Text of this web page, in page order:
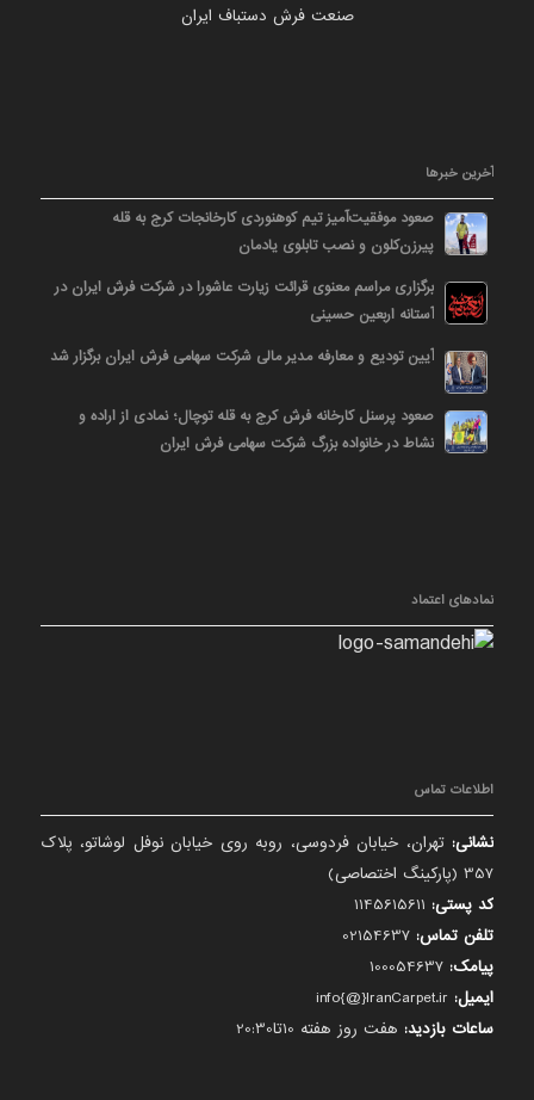
صنعت فرش دستباف ایران
آخرین خبرها
صعود موفقیت‌آمیز تیم کوهنوردی کارخانجات کرج به قله
پیرزن‌کلون و نصب تابلوی یادمان
برگزاری مراسم معنوی قرائت زیارت عاشورا در شرکت فرش ایران در
آستانه اربعین حسینی
آیین تودیع و معارفه مدیر مالی شرکت سهامی فرش ایران برگزار شد
صعود پرسنل کارخانه فرش کرج به قله توچال؛ نمادی از اراده و
نشاط در خانواده بزرگ شرکت سهامی فرش ایران
نمادهای اعتماد
اطلاعات تماس
نشانی: تهران، خیابان فردوسی، روبه روی خیابان نوفل لوشاتو، پلاک
357 (پارکینگ اختصاصی)
کد پستی:
تلفن تماس:
پیامک:
ایمیل:
ساعات بازدید: هفت روز هفته 10تا20:30